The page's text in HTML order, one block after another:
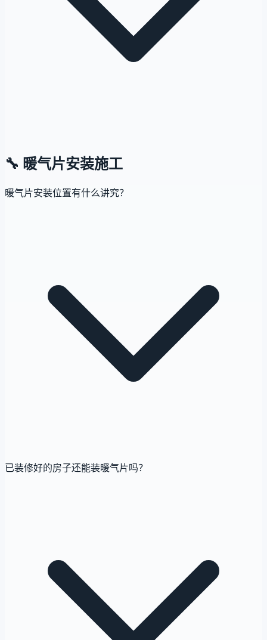
🔧 暖气片安装施工
暖气片安装位置有什么讲究？
已装修好的房子还能装暖气片吗？